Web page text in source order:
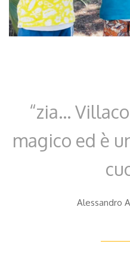
“zia…
magico ed è
Alessandro